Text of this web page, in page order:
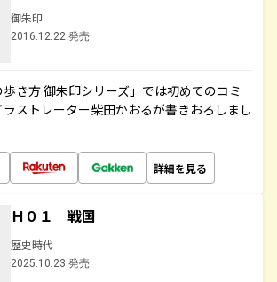
御朱印
2016.12.22 発売
き方 御朱印シリーズ」では初めてのコミ
ストレーター柴田かおるが書きおろしまし
詳細を見る
Ｈ０１ 戦国
歴史時代
2025.10.23 発売